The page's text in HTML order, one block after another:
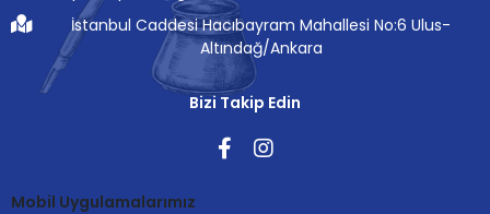
İstanbul Caddesi Hacıbayram Mahallesi No:6 Ulus-
Altındağ/Ankara
Bizi Takip Edin
Mobil Uygulamalarımız